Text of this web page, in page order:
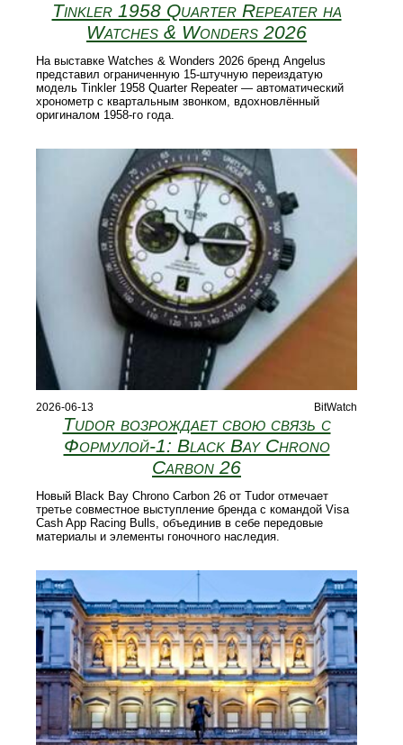
Tinkler 1958 Quarter Repeater на
Watches & Wonders 2026
На выставке Watches & Wonders 2026 бренд Angelus
представил ограниченную 15‑штучную переиздатую
модель Tinkler 1958 Quarter Repeater — автоматический
хронометр с квартальным звонком, вдохновлённый
оригиналом 1958‑го года.
2026-06-13 BitWatch
Tudor возрождает свою связь с
Формулой‑1: Black Bay Chrono
Carbon 26
Новый Black Bay Chrono Carbon 26 от Tudor отмечает
третье совместное выступление бренда с командой Visa
Cash App Racing Bulls, объединив в себе передовые
материалы и элементы гоночного наследия.